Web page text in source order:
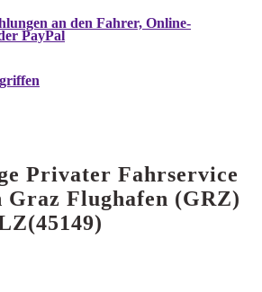
an den Fahrer, Online-
PayPal
Privater Fahrservice
Graz Flughafen (GRZ)